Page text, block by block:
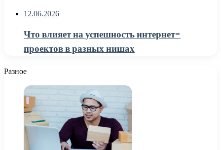
12.06.2026
Что влияет на успешность интернет-
проектов в разных нишах
Разное